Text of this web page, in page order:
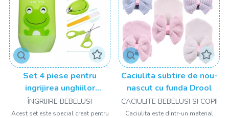
Set 4 piese pentru
ingrijirea unghiilor
bebelusului Drool
ÎNGRIJIRE BEBELUSI
Acest set este special creat pentru
Caciulita subtire de nou-
nascut cu funda Drool
CACIULITE BEBELUSI SI COPII
Caciulita este dintr-un material